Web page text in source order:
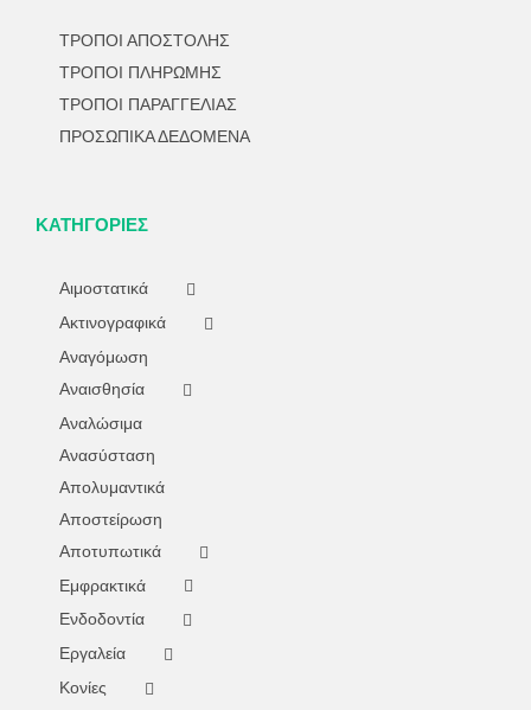
ΤΡΟΠΟΙ ΑΠΟΣΤΟΛΗΣ
ΤΡΟΠΟΙ ΠΛΗΡΩΜΗΣ
ΤΡΟΠΟΙ ΠΑΡΑΓΓΕΛΙΑΣ
ΠΡΟΣΩΠΙΚΑ ΔΕΔΟΜΕΝΑ
ΚΑΤΗΓΟΡΊΕΣ
Αιμοστατικά
Ακτινογραφικά
Αναγόμωση
Αναισθησία
Αναλώσιμα
Ανασύσταση
Απολυμαντικά
Αποστείρωση
Αποτυπωτικά
Εμφρακτικά
Ενδοδοντία
Εργαλεία
Κονίες